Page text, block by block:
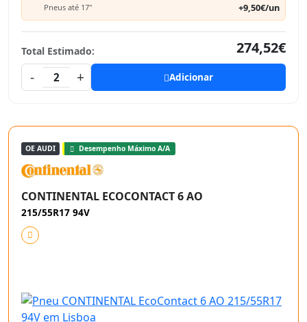
Pneus até 17" +9,50€/un
Total Estimado:
274,52€
-
2 + Adicionar
OE AUDI Desempenho Máximo A/A
CONTINENTAL ECOCONTACT 6 AO
215/55R17 94V